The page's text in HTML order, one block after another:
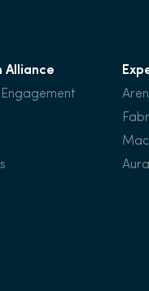
Alliance
Aura